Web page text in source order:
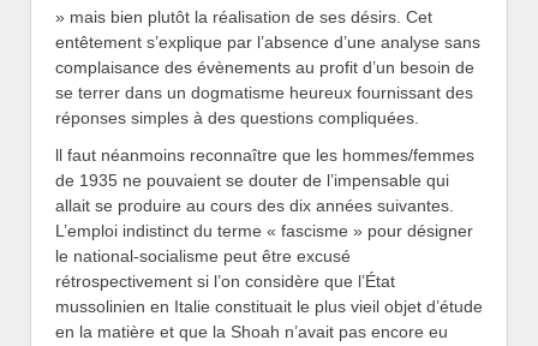
» mais bien plutôt la réalisation de ses désirs. Cet
entêtement s’explique par l’absence d’une analyse sans
complaisance des évènements au profit d’un besoin de
se terrer dans un dogmatisme heureux fournissant des
réponses simples à des questions compliquées.
ll faut néanmoins reconnaître que les hommes/femmes
de 1935 ne pouvaient se douter de l’impensable qui
allait se produire au cours des dix années suivantes.
L’emploi indistinct du terme « fascisme » pour désigner
le national-socialisme peut être excusé
rétrospectivement si l’on considère que l’État
mussolinien en Italie constituait le plus vieil objet d’étude
en la matière et que la Shoah n’avait pas encore eu